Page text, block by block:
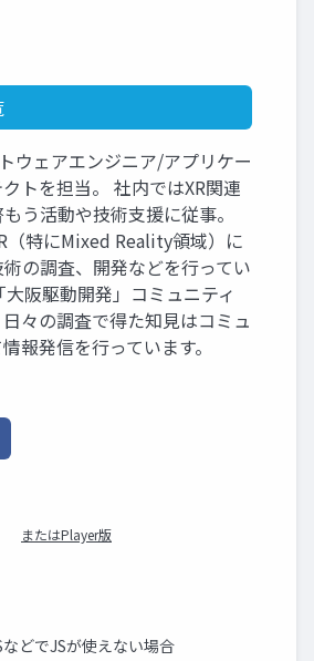
ウェアエンジニア/アプリケー
トを担当。 社内ではXR関連
う活動や技術支援に従事。
（特にMixed Reality領域）に
の調査、開発などを行ってい
大阪駆動開発」コミュニティ
々の調査で得た知見はコミュ
報発信を行っています。
またはPlayer版
などでJSが使えない場合